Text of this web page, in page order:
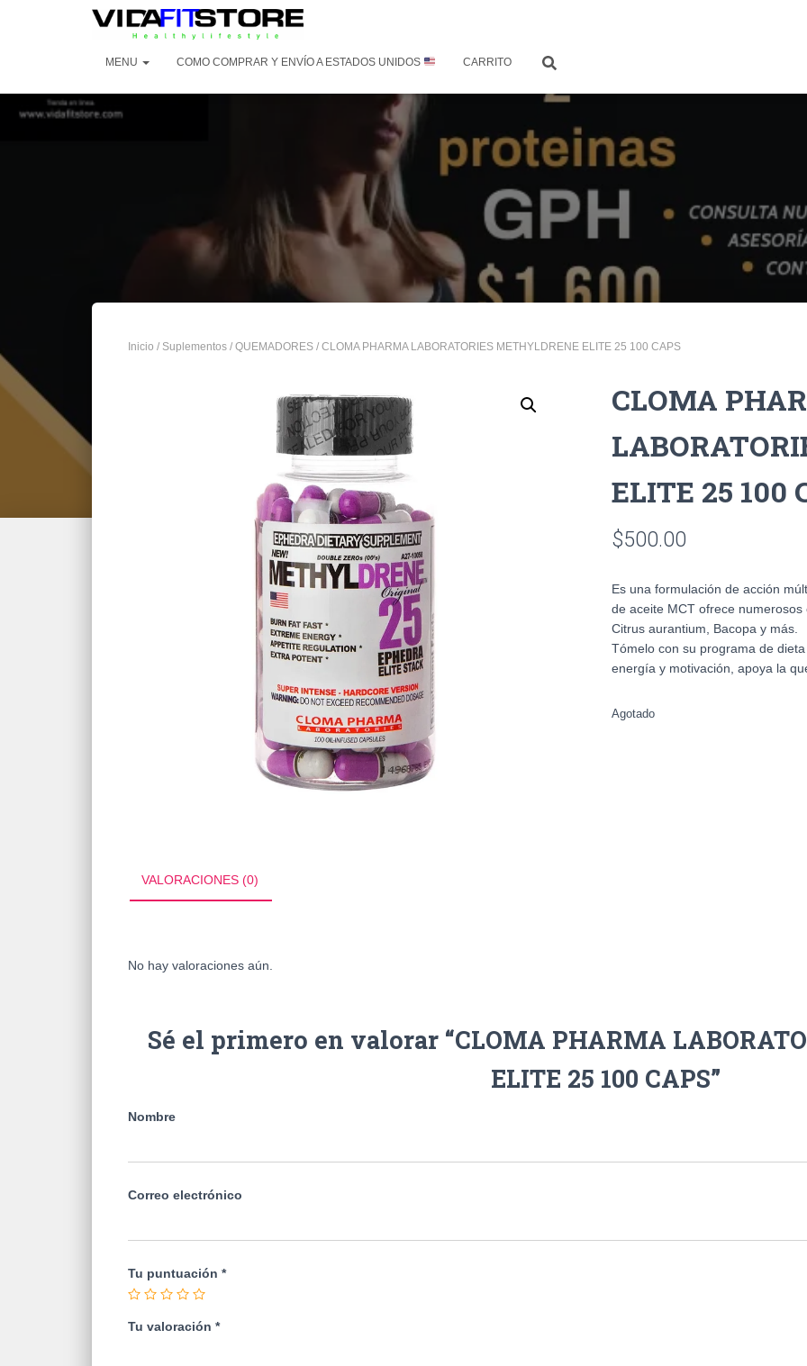
MENU COMO COMPRAR Y ENVÍO A ESTADOS UNIDOS CARRITO
Inicio / Suplementos / QUEMADORES / CLOMA PHARMA LABORATORIES METHYLDRENE ELITE 25 100 CAPS
CLOMA
ELITE 25 100
$500.00
Es una formulación de acción
de aceite MCT ofrece
Citrus aurantium, Bacopa y más.
Tómelo con su programa de
energía y motivación, apoya la
Agotado
VALORACIONES (0)
No hay valoraciones aún.
Sé el primero en valorar “CLOMA PHARMA
ELITE 25 100 CAPS”
Nombre
Correo electrónico
Tu puntuación *
Tu valoración *